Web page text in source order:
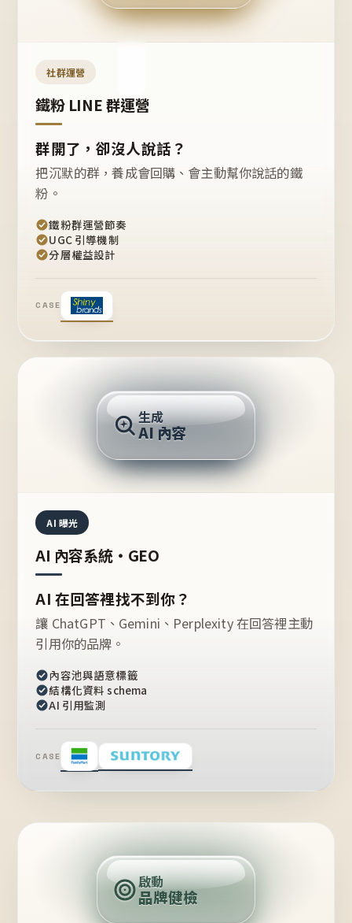
開團
嗎？
社群運營
鐵粉 LINE 群運營
群開了，卻沒人說話？
把沉默的群，養成會回購、會主動幫你說話的鐵
粉。
鐵粉群運營節奏
UGC 引導機制
分層權益設計
CASE
推薦的台灣品牌？
生成
AI 內容
AI 曝光
AI 內容系統・GEO
AI 在回答裡找不到你？
讓 ChatGPT、Gemini、Perplexity 在回答裡主動
引用你的品牌。
內容池與語意標籤
結構化資料 schema
AI 引用監測
CASE
點
啟動
品牌健檢